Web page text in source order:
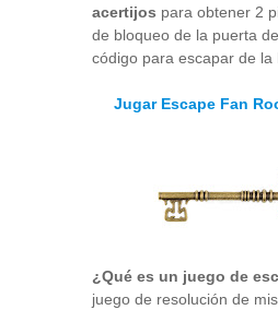
acertijos para obtener 2
de bloqueo de la puerta
código para escapar de la
Jugar Escape Fan
¿Qué es un juego de
juego de resolución de